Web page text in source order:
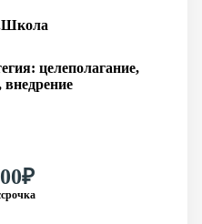
целеполагание,
внедрение